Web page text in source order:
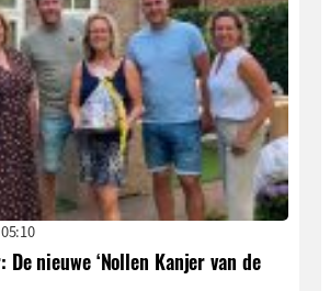
nieuwe ‘Nollen Kanjer van de